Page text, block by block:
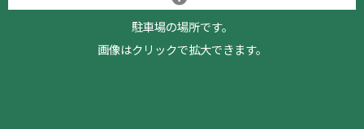
駐車場の場所です。
画像はクリックで拡大できます。